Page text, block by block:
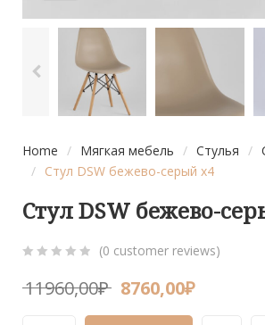
Home / Мягкая мебель / Стулья /
/ Стул DSW бежево-серый x4
Стул DSW бежево-
out
(0 customer reviews)
11960,00₽ 8760,00₽